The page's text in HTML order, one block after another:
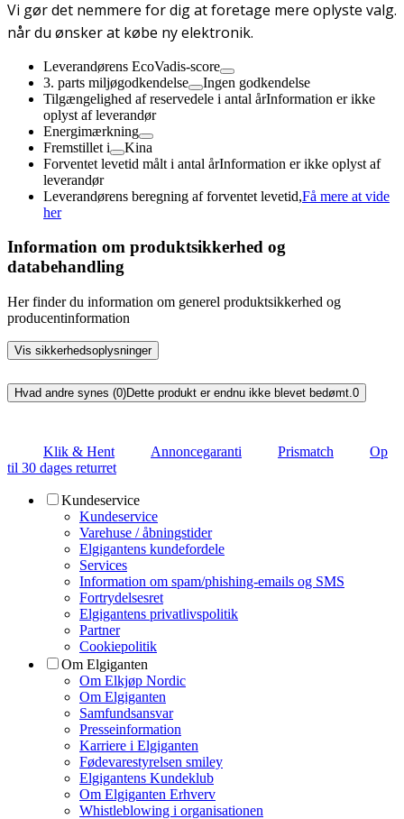
Vi gør det nemmere for dig at foretage mere oplyste valg.
når du ønsker at købe ny elektronik.
Leverandørens EcoVadis-score
3. parts miljøgodkendelse
Ingen godkendelse
Tilgængelighed af reservedele i antal årInformation er ikke
oplyst af leverandør
Energimærkning
Fremstillet i
Kina
Forventet levetid målt i antal årInformation er ikke oplyst af
leverandør
Leverandørens beregning af forventet levetid,Få mere at vide
her
Information om produktsikkerhed og
databehandling
Her finder du information om generel produktsikkerhed og
producentinformation
Vis sikkerhedsoplysninger
Hvad andre synes (0)Dette produkt er endnu ikke blevet bedømt.0
Klik & Hent Annoncegaranti Prismatch
Op
til 30 dages returret
Kundeservice
Kundeservice
Varehuse / åbningstider
Elgigantens kundefordele
Services
Information om spam/phishing-emails og SMS
Fortrydelsesret
Elgigantens privatlivspolitik
Partner
Cookiepolitik
Om Elgiganten
Om Elkjøp Nordic
Om Elgiganten
Samfundsansvar
Presseinformation
Karriere i Elgiganten
Fødevarestyrelsen smiley
Elgigantens Kundeklub
Om Elgiganten Erhverv
Whistleblowing i organisationen